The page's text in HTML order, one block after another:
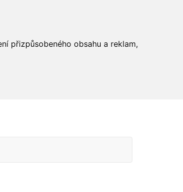
přizpůsobeného obsahu a reklam,